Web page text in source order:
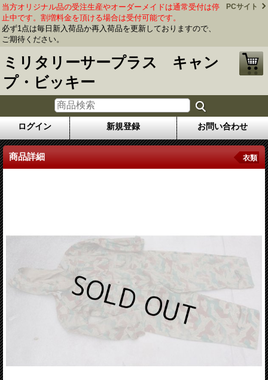
当方オリジナル品の受注生産やオーダーメイドは通常受付は停
止中です。割増料金を頂ける場合は受付可能です。
必ず1点は毎日新入荷品か再入荷品を更新しておりますので、
ご期待ください。
PCサイト
ミリタリーサープラス キャン
プ・ビッキー
ログイン 新規登録 お問い合わせ
商品詳細 衣類